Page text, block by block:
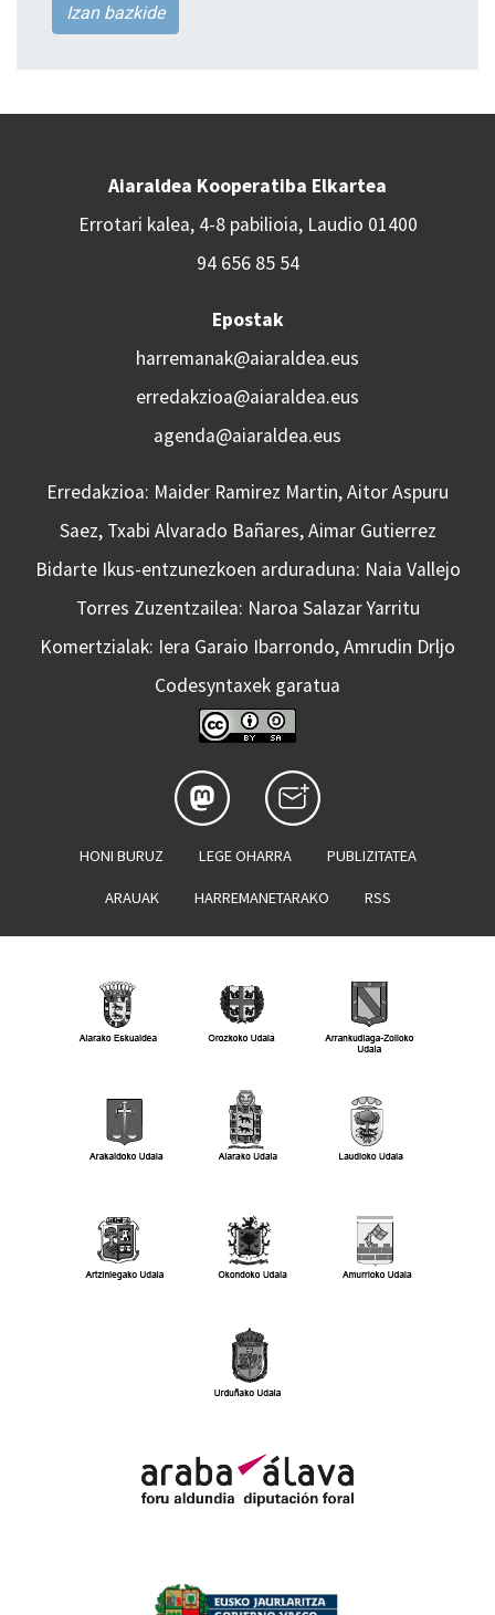
Izan bazkide
Aiaraldea Kooperatiba Elkartea
Errotari kalea, 4-8 pabilioia, Laudio 01400
94 656 85 54
Epostak
harremanak@aiaraldea.eus
erredakzioa@aiaraldea.eus
agenda@aiaraldea.eus
Erredakzioa: Maider Ramirez Martin, Aitor Aspuru
Saez, Txabi Alvarado Bañares, Aimar Gutierrez
Bidarte Ikus-entzunezkoen arduraduna: Naia Vallejo
Torres Zuzentzailea: Naroa Salazar Yarritu
Komertzialak: Iera Garaio Ibarrondo, Amrudin Drljo
Codesyntaxek garatua
HONI BURUZ LEGE OHARRA PUBLIZITATEA
ARAUAK HARREMANETARAKO RSS